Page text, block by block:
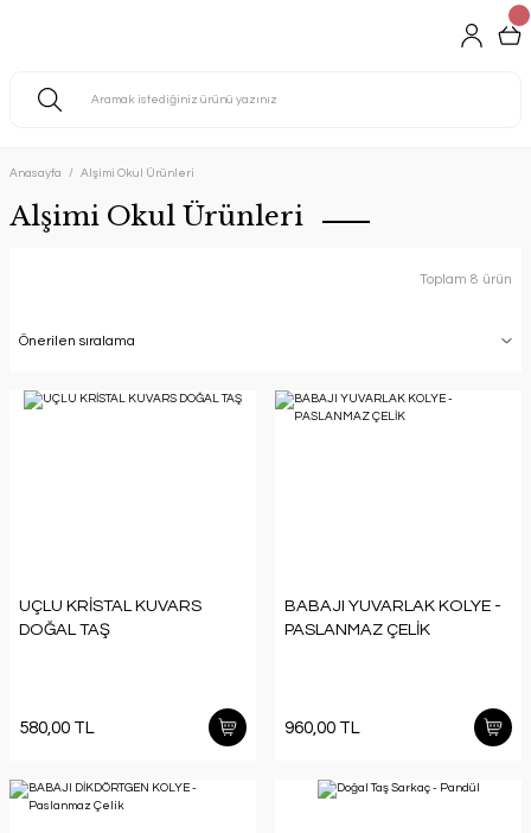
Anasayfa Alşimi Okul Ürünleri
Alşimi Okul Ürünleri
Toplam 8 ürün
UÇLU KRİSTAL KUVARS
DOĞAL TAŞ
580,00 TL
BABAJI YUVARLAK KOLYE -
PASLANMAZ ÇELİK
960,00 TL